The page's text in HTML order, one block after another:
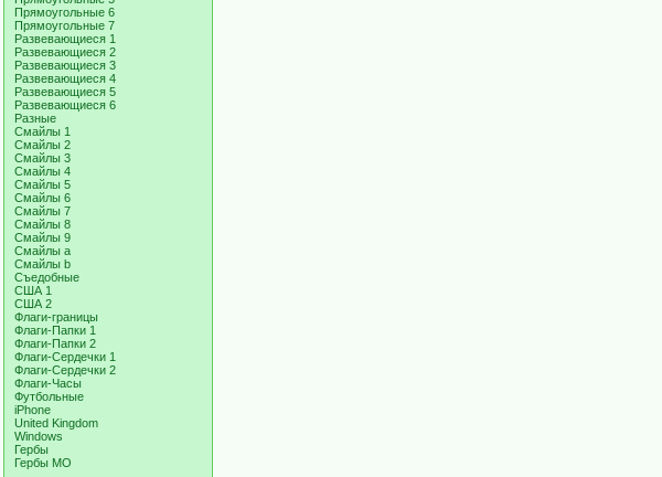
Прямоугольные 6
Прямоугольные 7
Развевающиеся 1
Развевающиеся 2
Развевающиеся 3
Развевающиеся 4
Развевающиеся 5
Развевающиеся 6
Разные
Смайлы 1
Смайлы 2
Смайлы 3
Смайлы 4
Смайлы 5
Смайлы 6
Смайлы 7
Смайлы 8
Смайлы 9
Смайлы a
Смайлы b
Съедобные
США 1
США 2
Флаги-границы
Флаги-Папки 1
Флаги-Папки 2
Флаги-Сердечки 1
Флаги-Сердечки 2
Флаги-Часы
Футбольные
iPhone
United Kingdom
Windows
Гербы
Гербы МО